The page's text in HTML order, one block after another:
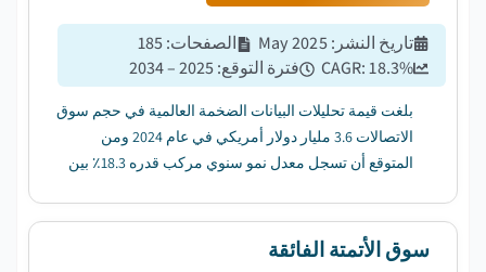
تاريخ النشر :
May 2025 الصفحات:
185
CAGR:18.3% فترة التوقع:
2025 – 2034
بلغت قيمة تحليلات البيانات الضخمة العالمية في حجم سوق
الاتصالات 3.6 مليار دولار أمريكي في عام 2024 ومن
المتوقع أن تسجل معدل نمو سنوي مركب قدره 18.3٪ بين
سوق الأتمتة الفائقة